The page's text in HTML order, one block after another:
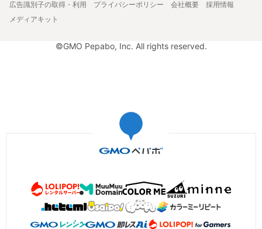
広告識別子の取得・利用
プライバシーポリシー 会社概要
採用情報
メディアキット
©GMO Pepabo, Inc. All rights reserved.